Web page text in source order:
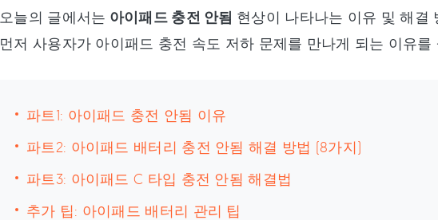
오늘의 글에서는 아이패드 충전 안됨 현상이 나타나는 이유 및 해결
먼저 사용자가 아이패드 충전 속도 저하 문제를 만나게 되는 이유를
파트1: 아이패드 충전 안됨 이유
파트2: 아이패드 배터리 충전 안됨 해결 방법 (8가지)
파트3: 아이패드 C 타입 충전 안됨 해결법
추가 팁: 아이패드 배터리 관리 팁